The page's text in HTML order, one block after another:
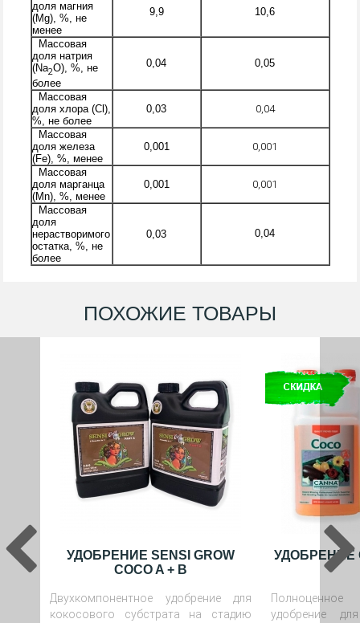
доля магния
(Mg), %, не
менее
9,9 10,6
Массовая
доля натрия
(Na2О), %, не
более
0,04 0,05
Массовая
доля хлора (Cl),
%, не более
0,03 0,04
Массовая
доля железа
(Fe), %, менее
0,001 0,001
Массовая
доля марганца
(Mn), %, менее
0,001 0,001
Массовая
доля
нерастворимого
остатка, %, не
более
0,03 0,04
ПОХОЖИЕ ТОВАРЫ
УДОБРЕНИЕ SENSI GROW
COCO A + B
Двухкомпонентное удобрение для
кокосового субстрата на стадию
УДОБРЕНИЕ
Полноценное
удобрение